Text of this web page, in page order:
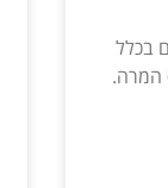
בכלל
המרה.